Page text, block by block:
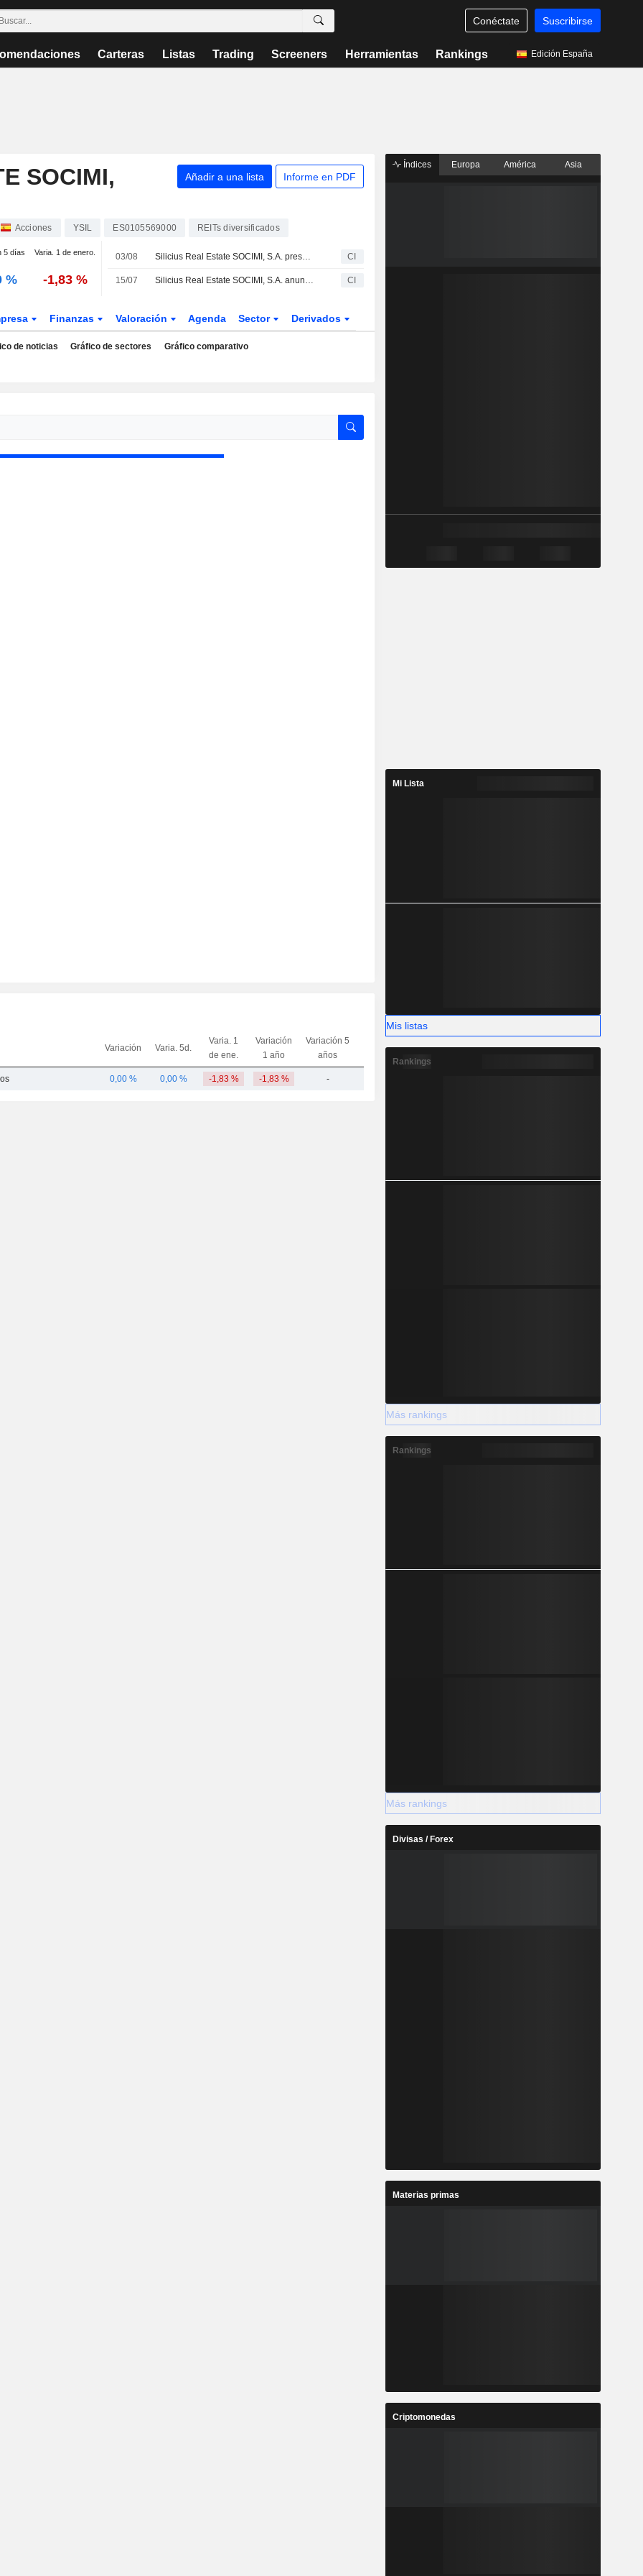
Conéctate Suscribirse
Carteras Listas Trading Screeners Herramientas Rankings Edición España
SOCIMI,
Añadir a una lista Informe en PDF
Acciones YSIL ES0105569000 REITs diversificados
5 días Varia. 1 de enero.
% -1,83 %
03/08 Silicius Real Estate SOCIMI, S.A. presenta sus resultados del primer semestre de 2026 CI
15/07 Silicius Real Estate SOCIMI, S.A. anuncia un dividendo anual pagadero el 22 de julio de 2026 CI
Finanzas Valoración Agenda Sector Derivados
de noticias Gráfico de sectores Gráfico comparativo
Variación Varia. 5d.
Varia. 1
de ene.
Variación
1 año
Variación 5
años
Capi. CT MT LT
0,00 % 0,00 % -1,83 % -1,83 % -
Índices Europa América Asia
Mi Lista
Mis listas
Rankings
Más rankings
Rankings
Más rankings
Divisas / Forex
Materias primas
Criptomonedas